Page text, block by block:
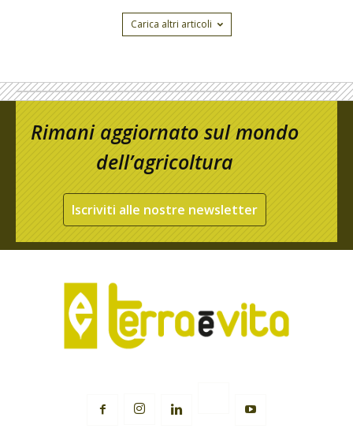
Carica altri articoli
Rimani aggiornato sul mondo
dell’agricoltura
Iscriviti alle nostre newsletter